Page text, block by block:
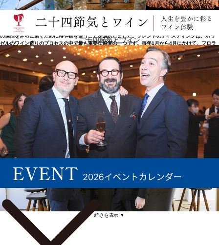
新しい時代へ
2019年、フロランとリオネル・ロック＝ボワゼルがメゾンを受け継ぎ、ボワゼルの発展とワインの
製造に新たな活力をもたらしています。温度管理されたステンレスタンクでの醸造に加え、ワイン
の個性をさらに磨くために樽や桶を使うことを選択しました。ブレンドのテイスティングは、ボワ
ゼルのワイン造りのプロセスの中で最も重要な瞬間の一つです。毎年1月から4月にかけて、フロラ
ンとリオネル・ロック＝ボワゼルは、両親のクリストフとエヴリーヌとともに、その年のワインを
すべて試飲します。 6世代にわたって一族が守り続けてきた品質と寛容の価値観に忠実な彼らは、
自分たちの責務と共有する遺産の力を強く自覚しています。彼らは、誠実で本物のワインを造るた
めに、独立した思考という倫理観をすべての行動に適用しています。
続きを表示 ▼
二十四節気とワイン
ワイン生産者 来日イベントカレンダー